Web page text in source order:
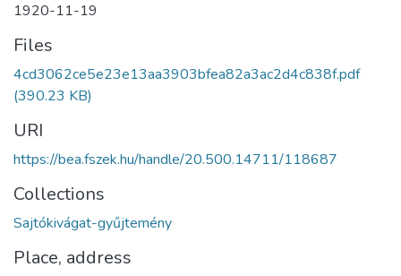
1920-11-19
Files
4cd3062ce5e23e13aa3903bfea82a3ac2d4c838f.pdf
(390.23 KB)
URI
https://bea.fszek.hu/handle/20.500.14711/118687
Collections
Sajtókivágat-gyűjtemény
Place, address